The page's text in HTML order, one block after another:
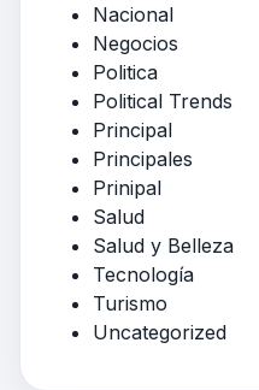
Nacional
Negocios
Politica
Political Trends
Principal
Principales
Prinipal
Salud
Salud y Belleza
Tecnología
Turismo
Uncategorized